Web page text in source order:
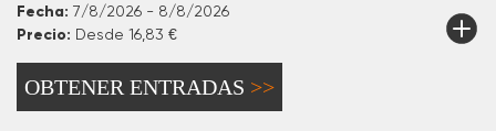
Fecha: 7/8/2026 - 8/8/2026
Precio: Desde 16,83 €
OBTENER ENTRADAS